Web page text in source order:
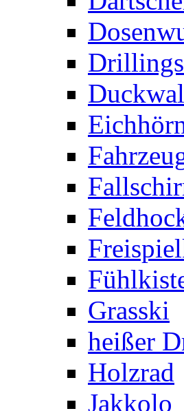
Grasski
heißer
Holzrad
Jakkolo